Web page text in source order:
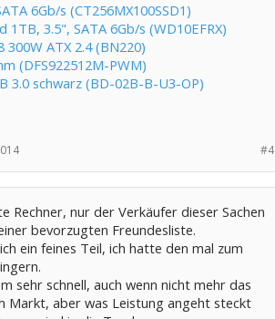
6Gb/s (CT256MX100SSD1)
3.5", SATA 6Gb/s (WD10EFRX)
ATX 2.4 (BN220)
(DFS922512M-PWM)
3.0 schwarz (BD-02B-B-U3-OP)
#4
Rechner, nur der Verkäufer dieser Sachen
bevorzugten Freundesliste.
ein feines Teil, ich hatte den mal zum
sehr schnell, auch wenn nicht mehr das
Markt, aber was Leistung angeht steckt